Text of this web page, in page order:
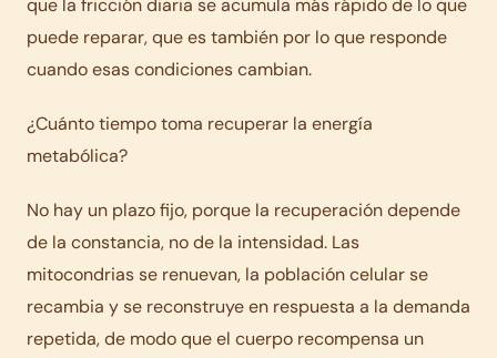
que la fricción diaria se acumula más rápido de lo que
puede reparar, que es también por lo que responde
cuando esas condiciones cambian.
¿Cuánto tiempo toma recuperar la energía
metabólica?
No hay un plazo fijo, porque la recuperación depende
de la constancia, no de la intensidad. Las
mitocondrias se renuevan, la población celular se
recambia y se reconstruye en respuesta a la demanda
repetida, de modo que el cuerpo recompensa un